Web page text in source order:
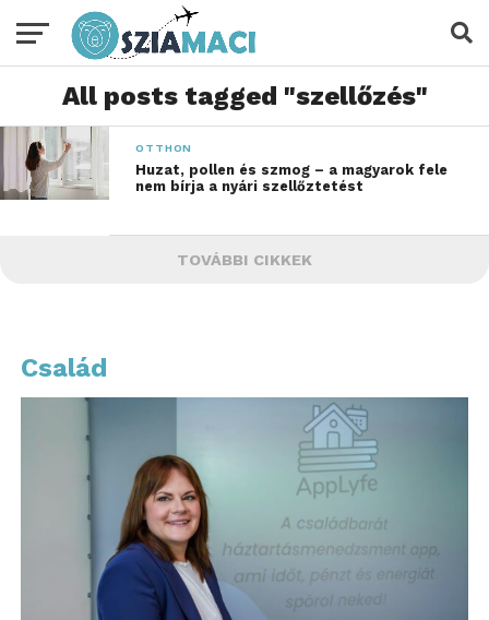
All posts tagged "szellőzés"
OTTHON
Huzat, pollen és szmog – a magyarok fele
nem bírja a nyári szellőztetést
TOVÁBBI CIKKEK
Család